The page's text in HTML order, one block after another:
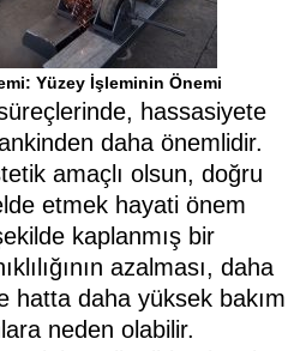
Yüzey İşleminin Önemi
hassasiyete
daha önemlidir.
amaçlı olsun, doğru
etmek hayati önem
kaplanmış bir
azalması, daha
hatta daha yüksek bakım
neden olabilir.